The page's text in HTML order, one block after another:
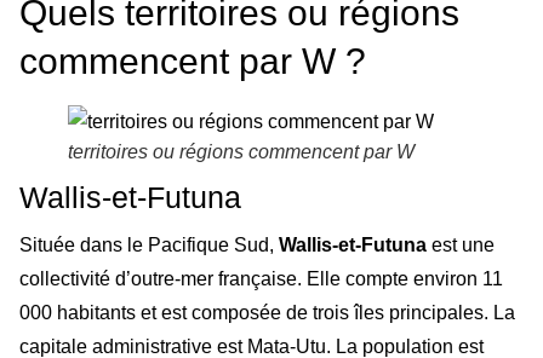
Quels territoires ou régions
commencent par W ?
territoires ou régions commencent par W
Wallis-et-Futuna
Située dans le Pacifique Sud, Wallis-et-Futuna est une
collectivité d’outre-mer française. Elle compte environ 11
000 habitants et est composée de trois îles principales. La
capitale administrative est Mata-Utu. La population est